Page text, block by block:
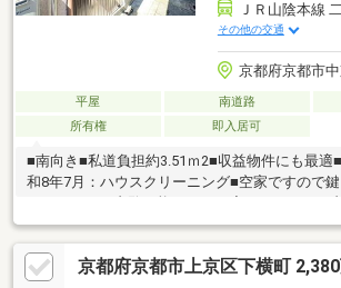
ＪＲ山陰本線
その他の交通
京都府京都市
平屋 南道路
所有権
即入居可
■南向き■私道負担約3.51ｍ2■収益物件にも最適
和8年7月：ハウスクリーニング■空家ですので
２０－０２１－３１３までお気軽にお問い合わ
年数10年以上の営業スタッフ在籍、宅地建物取
士1級等も取得しておりますのでご安心ください
京都府京都市上京区下横町